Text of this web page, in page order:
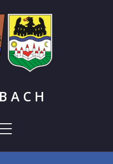
A C H
Schalte